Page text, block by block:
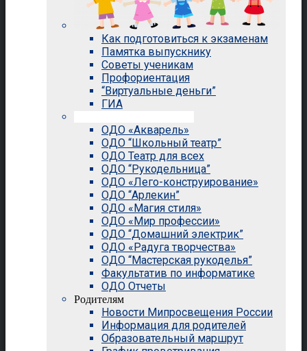
Как подготовиться к экзаменам
Памятка выпускнику
Советы ученикам
Профориентация
“Виртуальные деньги”
ГИА
ОДО «Акварель»
ОДО “Школьный театр”
ОДО Театр для всех
ОДО “Рукодельница”
ОДО «Лего-конструирование»
ОДО “Арлекин”
ОДО «Магия стиля»
ОДО «Мир профессии»
ОДО “Домашний электрик”
ОДО «Радуга творчества»
ОДО “Мастерская рукоделья”
Факультатив по информатике
ОДО Отчеты
Родителям
Новости Мипросвещения России
Информация для родителей
Образовательный маршрут